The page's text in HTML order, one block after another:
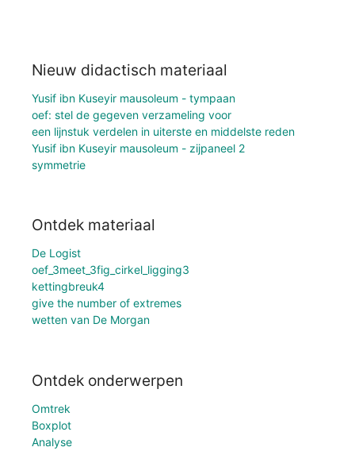
Nieuw didactisch materiaal
Yusif ibn Kuseyir mausoleum - tympaan
oef: stel de gegeven verzameling voor
een lijnstuk verdelen in uiterste en middelste reden
Yusif ibn Kuseyir mausoleum - zijpaneel 2
symmetrie
Ontdek materiaal
De Logist
oef_3meet_3fig_cirkel_ligging3
kettingbreuk4
give the number of extremes
wetten van De Morgan
Ontdek onderwerpen
Omtrek
Boxplot
Analyse